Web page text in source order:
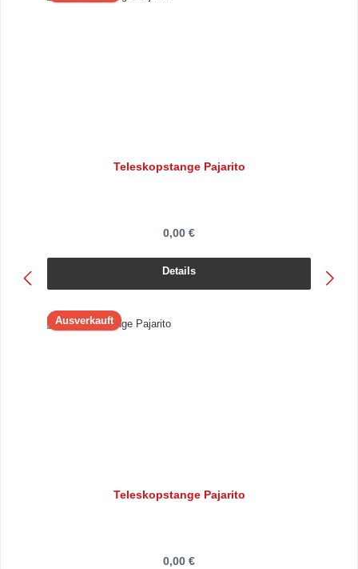
Teleskopstange Pajarito
0,00 €
Details
Ausverkauft
Teleskopstange Pajarito
0,00 €